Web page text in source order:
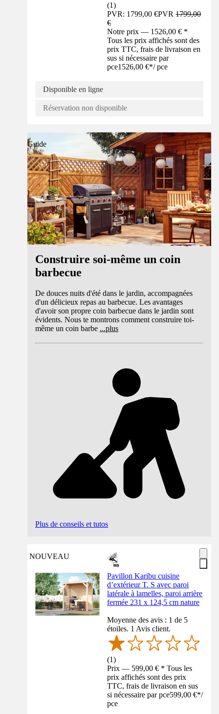
(1)
PVR: 1799,00 €PVR1799,00
€
Notre prix — 1526,00 € *
Tous les prix affichés sont des
prix TTC, frais de livraison en
sus si nécessaire par
pce1526,00 €*/ pce
Disponible en ligne
Réservation non disponible
Guide
Construire soi-même un coin
barbecue
De douces nuits d'été dans le jardin, accompagnées
d'un délicieux repas au barbecue. Les avantages
d'avoir son propre coin barbecue dans le jardin sont
évidents. Nous te montrons comment construire toi-
même un coin barbe ...plus
Plus de conseils et tutos
NOUVEAU
Pavillon Karibu cuisine
d’extérieur T. S avec paroi
latérale à lamelles, paroi arrière
fermée 231 x 124,5 cm nature
Moyenne des avis : 1 de 5
étoiles. 1 Avis client.
(1)
Prix — 599,00 € * Tous les
prix affichés sont des prix
TTC, frais de livraison en sus
si nécessaire par pce599,00 €*/
pce